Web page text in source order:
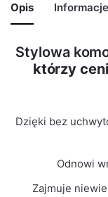
Opis
Stylowa
którzy
Dzięki bez
Odnowi
Zajmuje
Waga 29
paczek
🙁 Nie ma jeszcze
Only logged in